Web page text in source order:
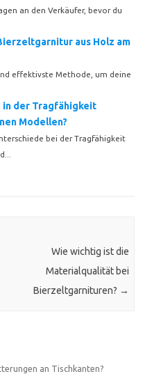
an den Verkäufer, bevor du
aus Holz am
effektivste Methode, um deine
in der Tragfähigkeit
Modellen?
bei der Tragfähigkeit
Wie wichtig ist die
Materialqualität bei
Bierzeltgarnituren? →
an Tischkanten?